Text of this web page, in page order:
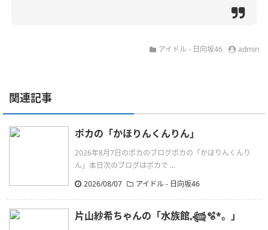
アイドル - 日向坂46 admin
関連記事
ポカの「かほりんくんりん」
2026年8月7日のポカのブログポカの「かほりんくんり
ん」本日次のブログはポカで ...
2026/08/07
アイドル - 日向坂46
片山紗希ちゃんの「水族館𓈒𓆉🫧‪*。」